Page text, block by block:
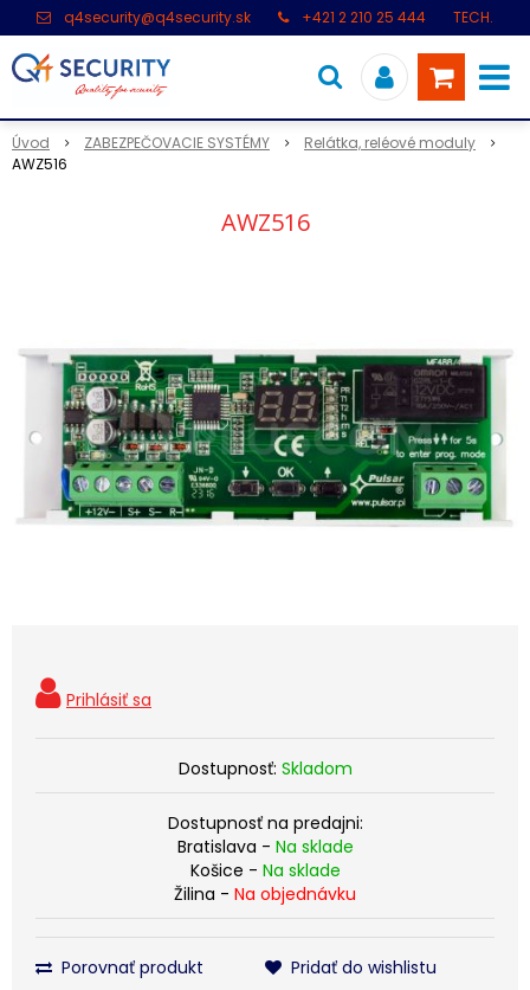
q4security@q4security.sk +421 2 210 25 444
TECH.
Úvod ZABEZPEČOVACIE SYSTÉMY
Relátka, reléové moduly
AWZ516
AWZ516
Dostupnosť: Skladom
Dostupnosť na predajni:
Bratislava - Na sklade
Košice - Na sklade
Žilina - Na objednávku
Porovnať produkt Pridať do wishlistu